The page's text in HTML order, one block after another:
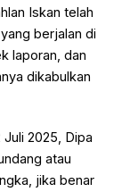
Iskan telah
berjalan di
laporan, dan
dikabulkan
2025, Dipa
atau
jika benar